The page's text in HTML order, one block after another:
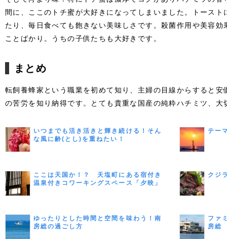
間に、ここのトチ蜜が大好きになってしまいました。トース
たり、毎日食べても飽きない美味しさです。殺菌作用や美容
ことばかり。うちの子供たちも大好きです。
まとめ
転飼養蜂家という職業を初めて知り、主婦の目線からすると
の苦労を知り納得です。とても貴重な国産の純粋ハチミツ、
いつまでも活き活きと輝き続ける！そん
な風に齢(とし)を重ねたい！
テー
ここは天国か！？ 天塩町にある宿付き
温泉付きコワーキングスペース「夕映」
クジ
ゆったりとした時間と空間を味わう！南
房総の過ごし方
ファ
房総